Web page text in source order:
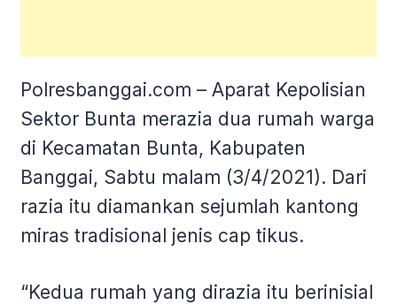
Polresbanggai.com – Aparat Kepolisian
Sektor Bunta merazia dua rumah warga
di Kecamatan Bunta, Kabupaten
Banggai, Sabtu malam (3/4/2021). Dari
razia itu diamankan sejumlah kantong
miras tradisional jenis cap tikus.
“Kedua rumah yang dirazia itu berinisial